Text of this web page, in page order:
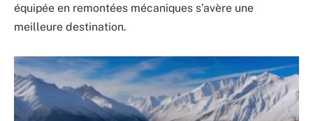
équipée en remontées mécaniques s’avère une
meilleure destination.